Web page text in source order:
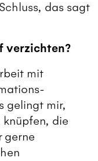
das sagt
verzichten?
mit
gelingt mir,
knüpfen, die
gerne